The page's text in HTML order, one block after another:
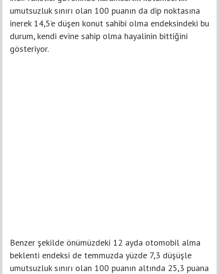
umutsuzluk sınırı olan 100 puanın da dip noktasına
inerek 14,5’e düşen konut sahibi olma endeksindeki bu
durum, kendi evine sahip olma hayalinin bittiğini
gösteriyor.
Benzer şekilde önümüzdeki 12 ayda otomobil alma
beklenti endeksi de temmuzda yüzde 7,3 düşüşle
umutsuzluk sınırı olan 100 puanın altında 25,3 puana